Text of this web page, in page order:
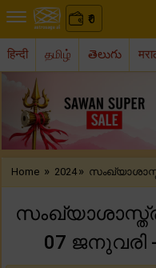
₹
0
हिन्दी தமிழ் తెలుగు
Previous
Home » 2024 »
07 ജനുവരി